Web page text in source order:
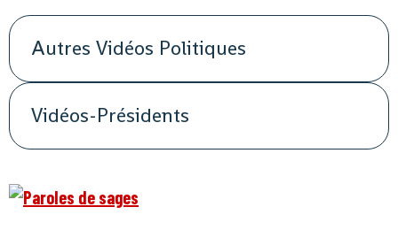
Autres Vidéos Politiques
Vidéos-Présidents